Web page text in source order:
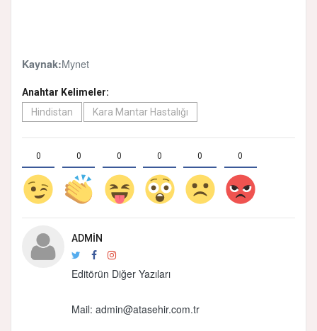
Kaynak:Mynet
Anahtar Kelimeler:
Hindistan
Kara Mantar Hastalığı
0 0 0 0 0 0
ADMIN
Editörün Diğer Yazıları
Mail: admin@atasehir.com.tr